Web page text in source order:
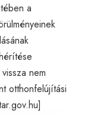
a
nem
otthonfelújítási
]